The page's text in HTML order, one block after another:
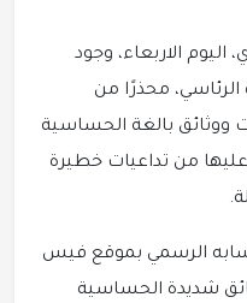
الاربعاء، وجود
محذرًا من
ووثائق بالغة الحساسية
من تداعيات خطيرة
الرسمي بموقع فيس
شديدة الحساسية